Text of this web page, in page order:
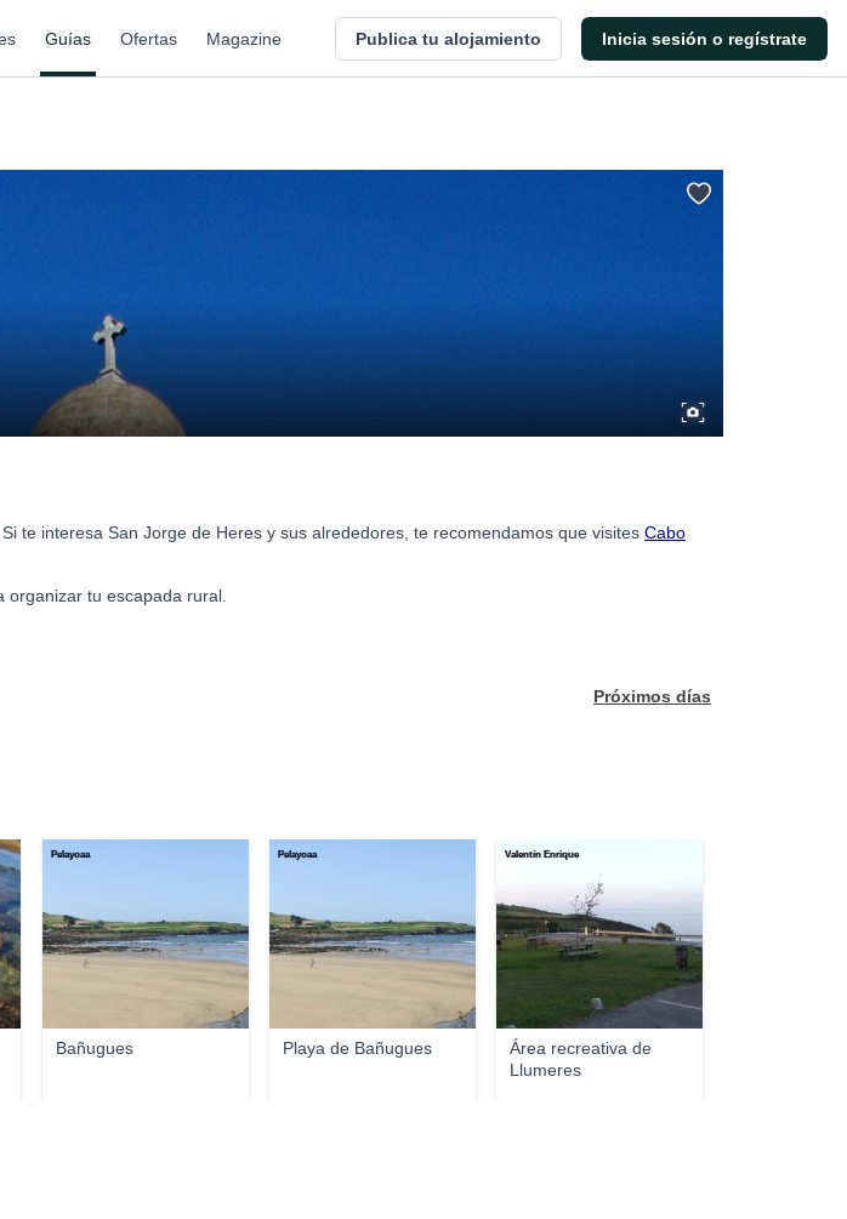
Guías Ofertas Magazine Publica tu alojamiento Inicia sesión o regístrate
te interesa San Jorge de Heres y sus alrededores, te recomendamos que visites Cabo
tu escapada rural.
Próximos días
Bañugues
Pelayoaa
Playa de Bañugues
Pelayoaa
Área recreativa de
Llumeres
Valentín Enrique